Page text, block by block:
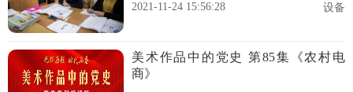
2021-11-24 15:56:28 设备
美术作品中的党史 第85集《农村电
商》